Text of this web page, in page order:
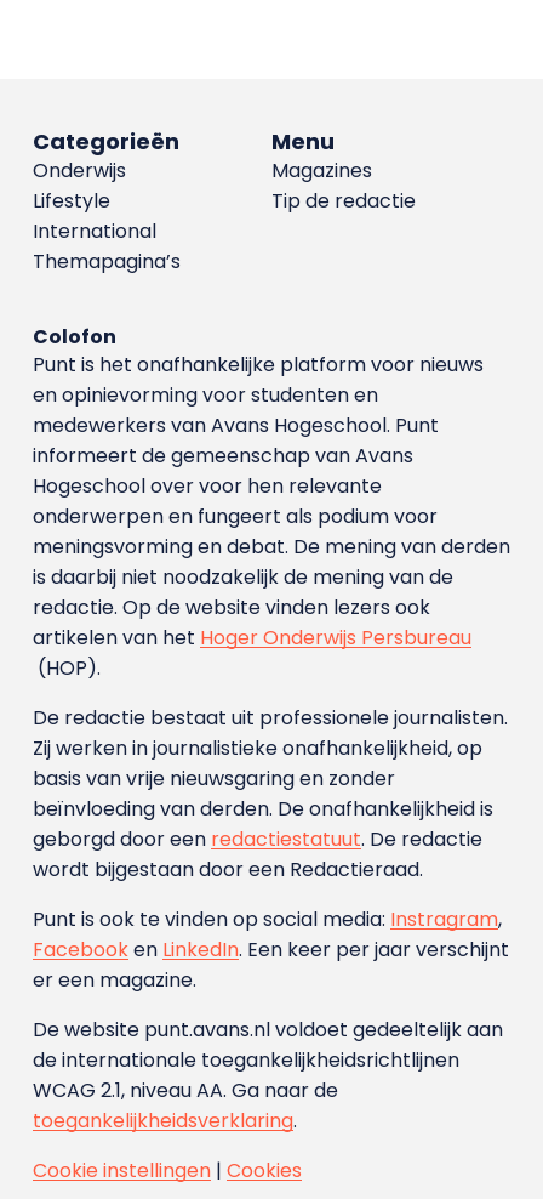
Menu
Magazines
Tip de redactie
Categorieën
Onderwijs
Lifestyle
International
Themapagina’s
Colofon
Punt is het onafhankelijke platform voor nieuws
en opinievorming voor studenten en
medewerkers van Avans Hoge­school. Punt
informeert de gemeenschap van Avans
Hogeschool over voor hen relevante
onderwerpen en fungeert als podium voor
meningsvorming en debat. De mening van derden
is daarbij niet noodzakelijk de mening van de
redactie. Op de website vinden lezers ook
artikelen van het Hoger Onderwijs Persbureau
(HOP).
De redactie bestaat uit professionele journalisten.
Zij werken in journalistieke onafhankelijkheid, op
basis van vrije nieuwsgaring en zonder
beïnvloeding van derden. De onafhankelijkheid is
geborgd door een redactiestatuut. De redactie
wordt bijgestaan door een Redactieraad.
Punt is ook te vinden op social media: Instragram,
Facebooken LinkedIn. Een keer per jaar verschijnt
er een magazine.
De website punt.avans.nl voldoet gedeeltelijk aan
de internationale toegankelijkheidsrichtlijnen
WCAG 2.1, niveau AA. Ga naar de
toegankelijkheidsverklaring.
Cookie instellingen| Cookies